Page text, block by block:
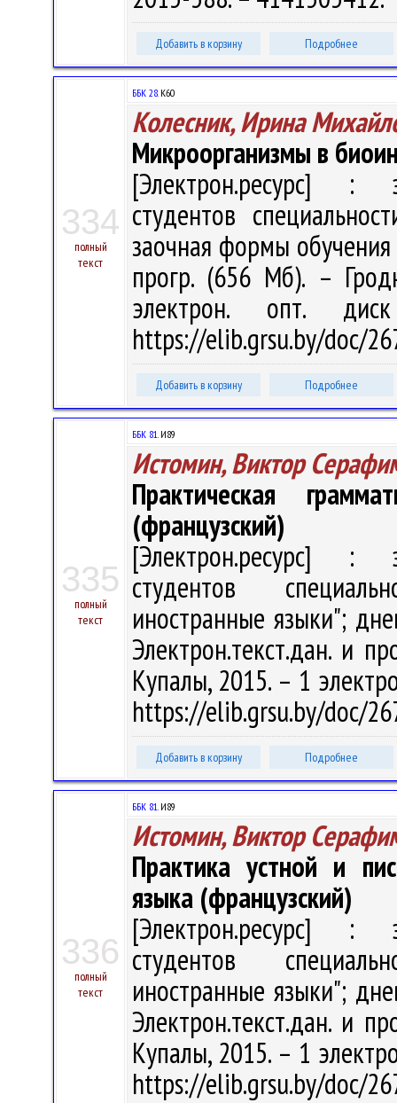
Добавить в корзину Подробнее
334
полный
текст
ББК 28.К60
Колесник, Ирина
Микроорганизмы в
[Электрон.ресурс] :
студентов
заочная формы
прогр. (656 Мб). –
электрон. опт.
https://elib.grsu.by/doc/
Добавить в корзину Подробнее
335
полный
текст
ББК 81.И89
Истомин, Виктор
Практическая
(французский)
[Электрон.ресурс] :
студентов
иностранные языки";
Электрон.текст.дан. и
Купалы, 2015. – 1
https://elib.grsu.by/doc/
Добавить в корзину Подробнее
336
полный
текст
ББК 81.И89
Истомин, Виктор
Практика устной и
языка (французский)
[Электрон.ресурс] :
студентов
иностранные языки";
Электрон.текст.дан. и
Купалы, 2015. – 1
https://elib.grsu.by/doc/